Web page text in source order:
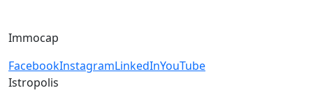
Immocap
FacebookInstagramLinkedInYouTube
Istropolis